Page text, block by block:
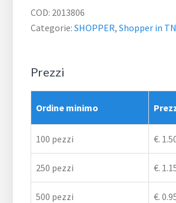
COD: 2013806
Categorie:SHOPPER,Shopper in
Prezzi
Ordine minimo
100 pezzi €.
250 pezzi €.
500 pezzi €.